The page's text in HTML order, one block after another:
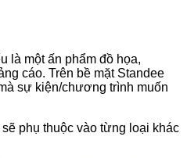
là một ấn phẩm đồ họa,
cáo. Trên bề mặt Standee
sự kiện/chương trình muốn
phụ thuộc vào từng loại khác